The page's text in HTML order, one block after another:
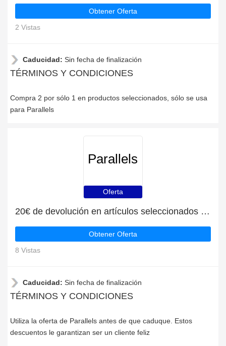
Obtener Oferta
2 Vistas
Caducidad: Sin fecha de finalización
TÉRMINOS Y CONDICIONES
Compra 2 por sólo 1 en productos seleccionados, sólo se usa
para Parallels
Parallels
Oferta
20€ de devolución en artículos seleccionados en Parallels
Obtener Oferta
8 Vistas
Caducidad: Sin fecha de finalización
TÉRMINOS Y CONDICIONES
Utiliza la oferta de Parallels antes de que caduque. Estos
descuentos le garantizan ser un cliente feliz